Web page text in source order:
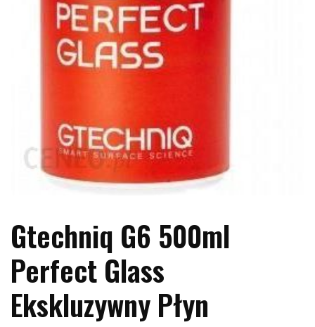
Gtechniq G6 500ml
Perfect Glass
Ekskluzywny Płyn